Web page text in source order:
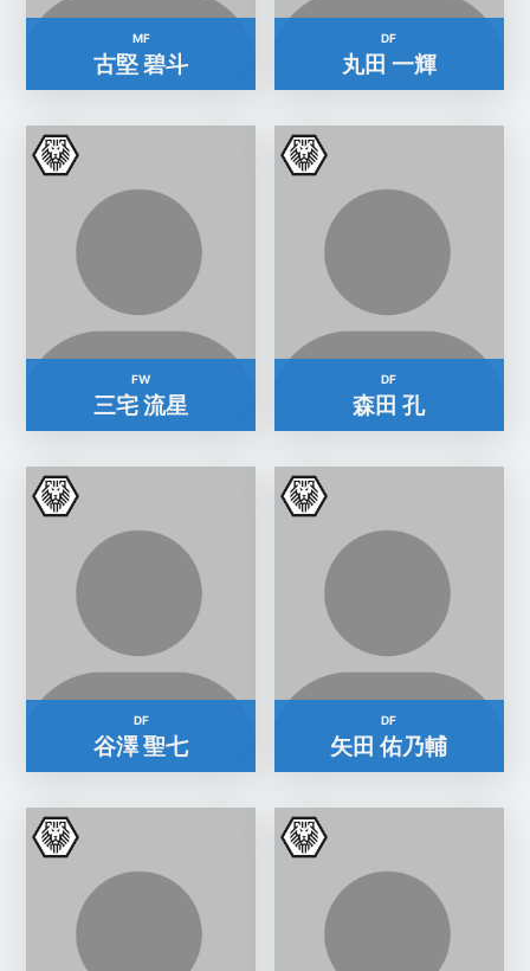
MF
古堅 碧斗
DF
丸田 一輝
FW
三宅 流星
DF
森田 孔
DF
谷澤 聖七
DF
矢田 佑乃輔